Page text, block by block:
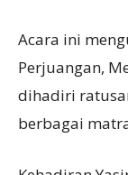
Acara ini
Perjuangan,
dihadiri
berbagai